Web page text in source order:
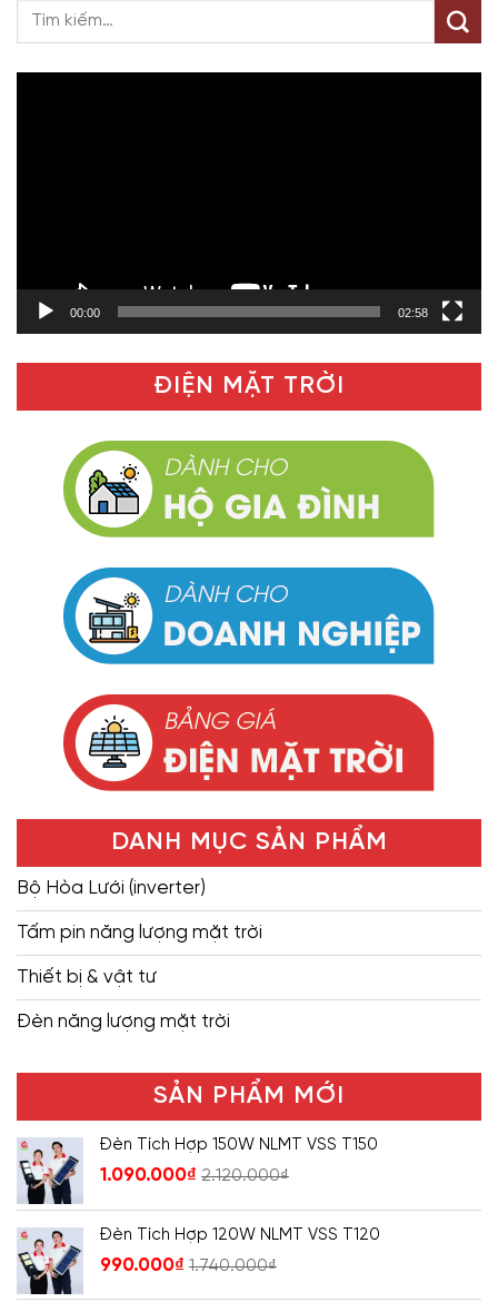
00:00 02:58
ĐIỆN MẶT TRỜI
DANH MỤC SẢN PHẨM
Bộ Hòa Lưới (inverter)
Tấm pin năng lượng mặt trời
Thiết bị & vật tư
Đèn năng lượng mặt trời
SẢN PHẨM MỚI
Đèn Tích Hợp 150W NLMT VSS T150
1.090.000₫ 2.120.000₫
Đèn Tích Hợp 120W NLMT VSS T120
990.000₫ 1.740.000₫